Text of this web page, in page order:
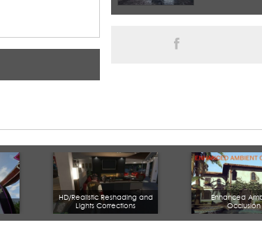
HD/Realistic Reshading and
Lights Corrections
Enhanced
Occlusion